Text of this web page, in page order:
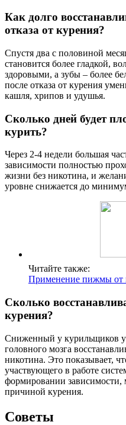
Как долго
отказа от курения?
Спустя два с половиной
становится более гладкой,
здоровыми, а зубы – более
после отказа от курения
кашля, хрипов и удушья.
Сколько дней будет
курить?
Через 2-4 недели большая
зависимости полностью
жизни без никотина, и
уровне снижается до
Читайте также:
Применение пижмы от
Сколько
курения?
Сниженный у курильщиков
головного мозга
никотина. Это показывает,
участвующего в работе
формировании зависимости,
причиной курения.
Советы